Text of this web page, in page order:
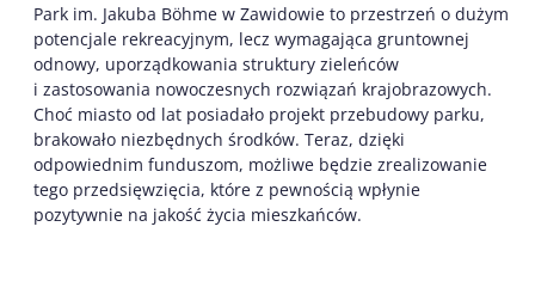
Park im. Jakuba Böhme w Zawidowie to przestrzeń o dużym
potencjale rekreacyjnym, lecz wymagająca gruntownej
odnowy, uporządkowania struktury zieleńców
i zastosowania nowoczesnych rozwiązań krajobrazowych.
Choć miasto od lat posiadało projekt przebudowy parku,
brakowało niezbędnych środków. Teraz, dzięki
odpowiednim funduszom, możliwe będzie zrealizowanie
tego przedsięwzięcia, które z pewnością wpłynie
pozytywnie na jakość życia mieszkańców.